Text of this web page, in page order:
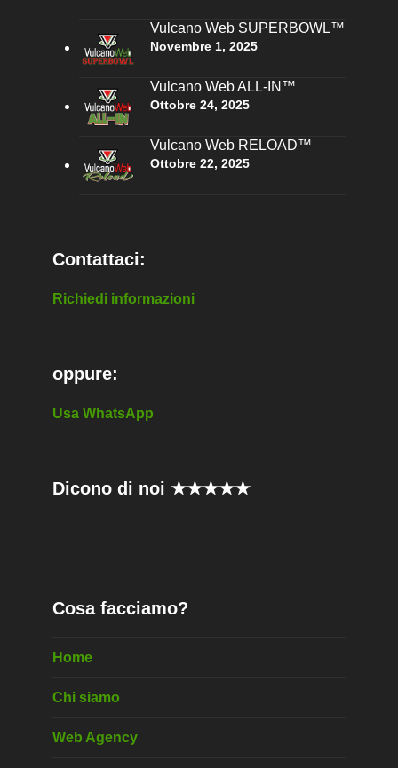
Vulcano Web SUPERBOWL™
Novembre 1, 2025
Vulcano Web ALL-IN™
Ottobre 24, 2025
Vulcano Web RELOAD™
Ottobre 22, 2025
Contattaci:
Richiedi informazioni
oppure:
Usa WhatsApp
Dicono di noi ★★★★★
Cosa facciamo?
Home
Chi siamo
Web Agency